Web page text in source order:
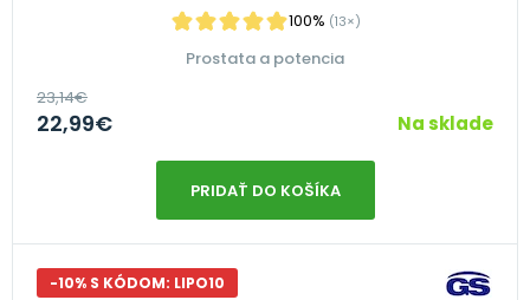
100% (13×)
Prostata a potencia
23,14€
22,99€ Na sklade
PRIDAŤ DO KOŠÍKA
-10% S KÓDOM: LIPO10